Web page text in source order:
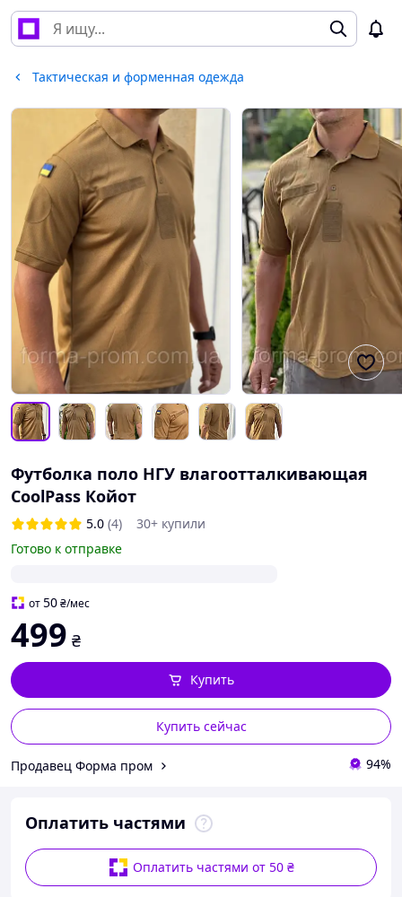
Тактическая и форменная одежда
Футболка поло НГУ влагоотталкивающая
CoolPass Койот
5.0 (4)
30+ купили
Готово к отправке
от50₴/мес
499 ₴
Купить сейчас
Купить
Продавец Форма пром 94%
Оплатить частями
Оплатить частями от 50 ₴